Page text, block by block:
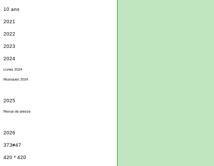
10 ans
2021
2022
2023
2024
Livres 2024
Musiques 2024
2025
Revue de presse
2026
373#47
420 * 420